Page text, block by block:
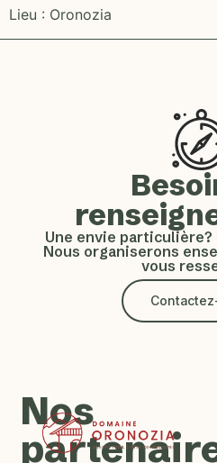
Lieu : Oronozia
Une envie particulière?
Nous organiserons
vous
Nos